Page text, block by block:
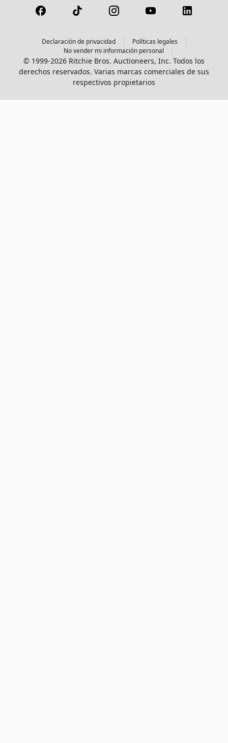
Declaración de privacidad
Políticas legales
No vender mi información personal
© 1999-2026 Ritchie Bros. Auctioneers, Inc. Todos los
derechos reservados. Varias marcas comerciales de sus
respectivos propietarios